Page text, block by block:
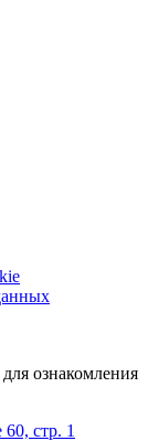
ознакомления
стр. 1